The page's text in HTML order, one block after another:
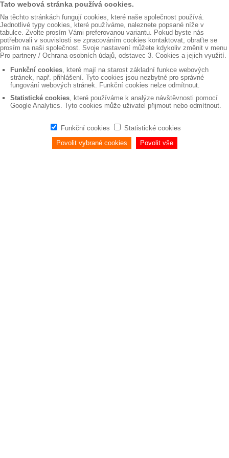
Tato webová stránka používá cookies.
Na těchto stránkách fungují cookies, které naše společnost používá.
Jednotlivé typy cookies, které používáme, naleznete popsané níže v
tabulce. Zvolte prosím Vámi preferovanou variantu. Pokud byste nás
potřebovali v souvislosti se zpracováním cookies kontaktovat, obraťte se
prosím na naši společnost. Svoje nastavení můžete kdykoliv změnit v menu
Pro partnery / Ochrana osobních údajů, odstavec 3. Cookies a jejich využití.
Funkční cookies, které mají na starost základní funkce webových
stránek, např. přihlášení. Tyto cookies jsou nezbytné pro správné
fungování webových stránek. Funkční cookies nelze odmítnout.
Statistické cookies, které používáme k analýze návštěvnosti pomocí
Google Analytics. Tyto cookies může uživatel přijmout nebo odmítnout.
Funkční cookies
Statistické cookies
Povolit vybrané cookies
Povolit vše